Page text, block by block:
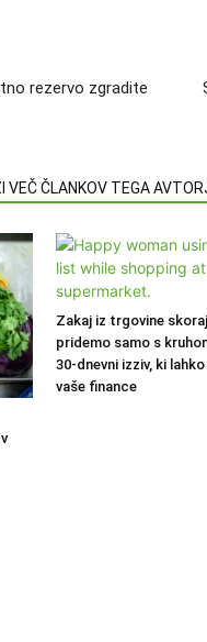
rezervo zgradite
VEČ ČLANKOV TEGA
Zakaj iz trgovine
pridemo samo s
30-dnevni izziv, ki
vaše finance